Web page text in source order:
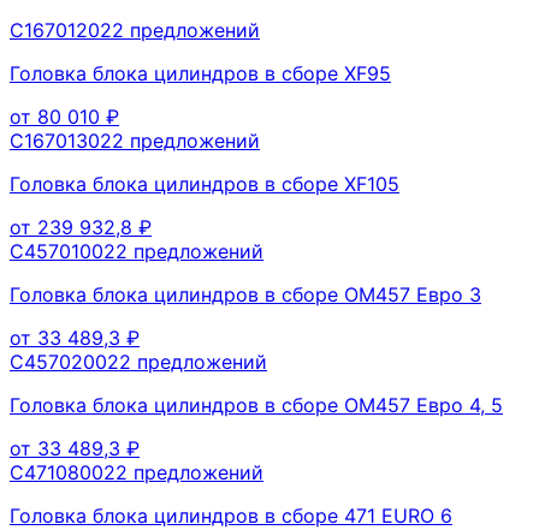
C167012022 предложений
Головка блока цилиндров в сборе XF95
от 80 010 ₽
C167013022 предложений
Головка блока цилиндров в сборе XF105
от 239 932,8 ₽
C457010022 предложений
Головка блока цилиндров в сборе OM457 Евро 3
от 33 489,3 ₽
C457020022 предложений
Головка блока цилиндров в сборе OM457 Евро 4, 5
от 33 489,3 ₽
C471080022 предложений
Головка блока цилиндров в сборе 471 EURO 6